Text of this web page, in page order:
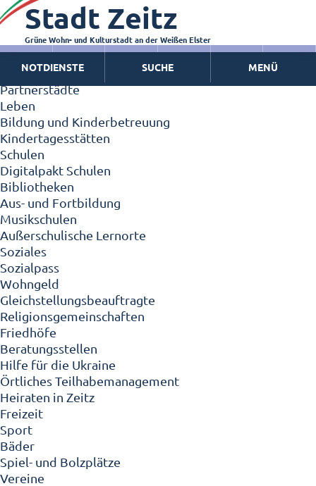
Zeitz - Die Kleinstadt
Willkommen in Zeitz!
Interview mit Oberbürgermeister Christian Thieme
Zeitz - Stadt der Zukunft
Ortschaften
Partnerstädte
Leben
Bildung und Kinderbetreuung
Kindertagesstätten
Schulen
Digitalpakt Schulen
Bibliotheken
Aus- und Fortbildung
Musikschulen
Außerschulische Lernorte
Soziales
Sozialpass
Wohngeld
Gleichstellungsbeauftragte
Religionsgemeinschaften
Friedhöfe
Beratungsstellen
Hilfe für die Ukraine
Örtliches Teilhabemanagement
Heiraten in Zeitz
Freizeit
Sport
Bäder
Spiel- und Bolzplätze
Vereine
Stadt Zeitz
Grüne Wohn- und Kulturstadt an der Weißen Elster
NOTDIENSTE SUCHE MENÜ